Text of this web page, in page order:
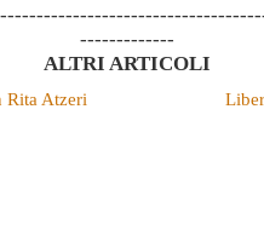
-------------
ALTRI ARTICOLI
Rita Atzeri